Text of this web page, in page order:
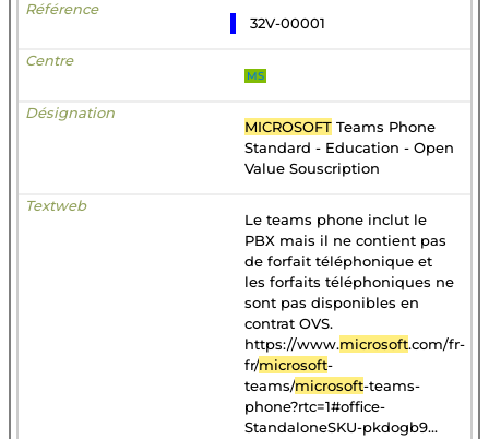
32V-00001
MS
MICROSOFT Teams Phone
Standard - Education - Open
Value Souscription
Le teams phone inclut le
PBX mais il ne contient pas
de forfait téléphonique et
les forfaits téléphoniques ne
sont pas disponibles en
contrat OVS.
https://www.microsoft.com/fr-
fr/microsoft-
teams/microsoft-teams-
phone?rtc=1#office-
StandaloneSKU-pkdogb9...